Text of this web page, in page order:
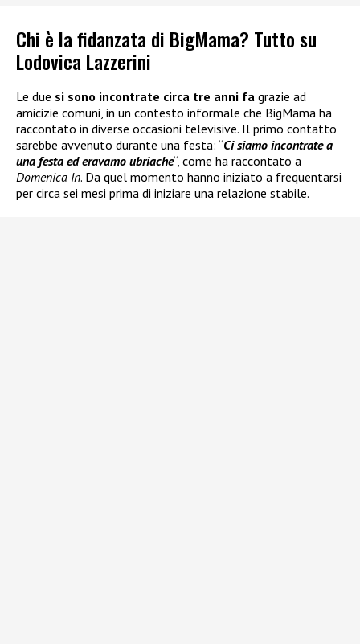
Chi è la fidanzata di BigMama? Tutto su
Lodovica Lazzerini
Le due si sono incontrate circa tre anni fa grazie ad
amicizie comuni, in un contesto informale che BigMama ha
raccontato in diverse occasioni televisive. Il primo contatto
sarebbe avvenuto durante una festa: “Ci siamo incontrate a
una festa ed eravamo ubriache“, come ha raccontato a
Domenica In. Da quel momento hanno iniziato a frequentarsi
per circa sei mesi prima di iniziare una relazione stabile.